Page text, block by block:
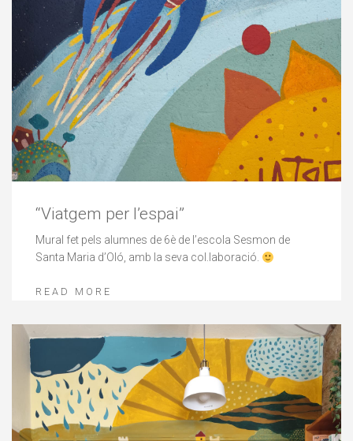
“Viatgem per l’espai”
Mural fet pels alumnes de 6è de l’escola Sesmon de
Santa Maria d’Oló, amb la seva col.laboració.
READ MORE